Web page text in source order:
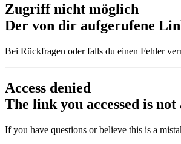
Zugriff nicht möglich
Der von dir aufgerufene
Bei Rückfragen oder falls du einen Fehler
Access denied
The link you accessed is
If you have questions or believe this is a